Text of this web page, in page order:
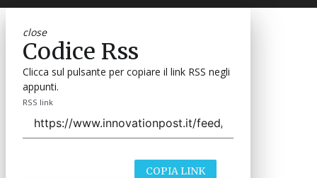
close
Codice Rss
Clicca sul pulsante per copiare il link RSS negli
appunti.
RSS link
COPIA LINK